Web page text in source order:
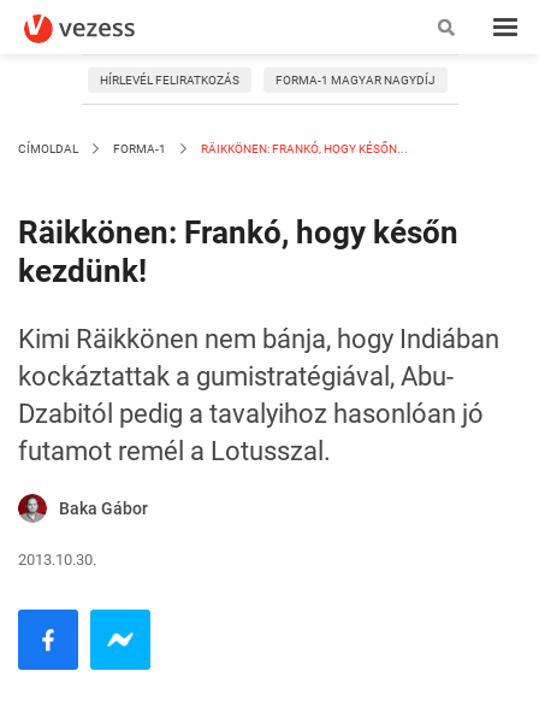
HÍRLEVÉL FELIRATKOZÁS FORMA-1 MAGYAR NAGYDÍJ
CÍMOLDAL FORMA-1 RÄIKKÖNEN: FRANKÓ, HOGY KÉSŐN...
Räikkönen: Frankó, hogy későn
kezdünk!
Kimi Räikkönen nem bánja, hogy Indiában
kockáztattak a gumistratégiával, Abu-
Dzabitól pedig a tavalyihoz hasonlóan jó
futamot remél a Lotusszal.
Baka Gábor
2013.10.30.